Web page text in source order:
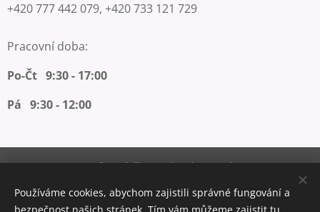
+420 777 442 079, +420 733 121 729
Pracovní doba:
Po-Čt 9:30 - 17:00
Pá 9:30 - 12:00
Vytvořeno službouWebnode Cookies
Měna
Používáme cookies, abychom zajistili správné fungování a